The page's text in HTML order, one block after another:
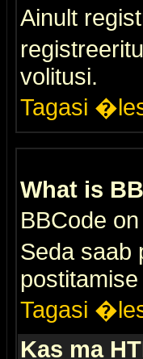
Ainult
volitusi.
Tagasi
What is
BBCode
Seda saab
postitamise
Tagasi
Kas ma